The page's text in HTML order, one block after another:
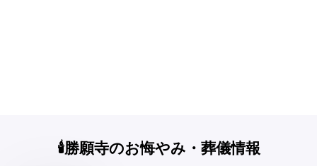
🕯️勝願寺のお悔やみ・葬儀情報